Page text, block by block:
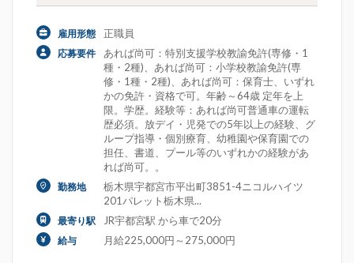
雇用形態 正職員
応募要件
あれば尚可：特別支援学校教諭免許(専修・1
種・2種)、あれば尚可：小学校教諭免許(専
修・1種・2種)、あれば尚可：保育士、いずれ
かの免許・資格で可。年齢～64歳 定年を上
限。学歴。経験等：あれば尚可普通車の運転
歴必須。放デイ・児発での5年以上の経験、グ
ループ指導・個別療育、幼稚園や保育園での
担任、書道、プール等のいずれかの経験があ
れば尚可。。
勤務地
栃木県宇都宮市平出町3851-4ニコルハイツ
201パレット栃木県...
最寄り駅 JR宇都宮駅 から車で20分
給与 月給225,000円～275,000円